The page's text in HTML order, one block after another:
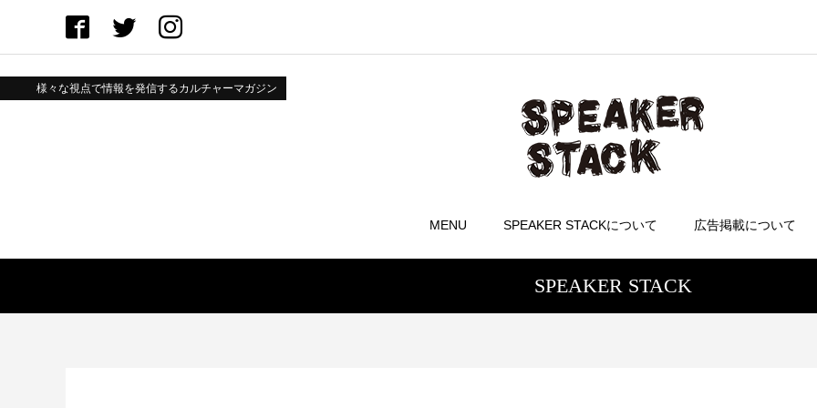
様々な視点で情報を発信するカルチャーマガジン
MENU SPEAKER STACKについて 広告掲載について
SPEAKER STACK